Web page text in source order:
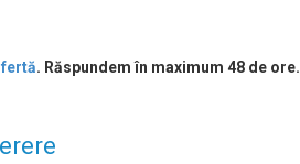
. Răspundem în maximum 48 de ore.